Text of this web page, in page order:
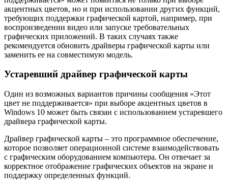
акцентных цветов, но и при использовании других функций,
требующих поддержки графической картой, например, при
воспроизведении видео или запуске требовательных
графических приложений. В таких случаях также
рекомендуется обновить драйверы графической карты или
заменить ее на совместимую модель.
Устаревший драйвер графической карты
Один из возможных вариантов причины сообщения «Этот
цвет не поддерживается» при выборе акцентных цветов в
Windows 10 может быть связан с использованием устаревшего
драйвера графической карты.
Драйвер графической карты – это программное обеспечение,
которое позволяет операционной системе взаимодействовать
с графическим оборудованием компьютера. Он отвечает за
корректное отображение графических объектов на экране и
поддержку определенных функций.